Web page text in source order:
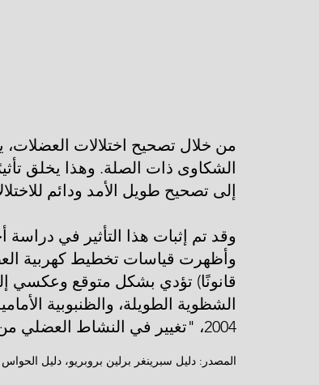
من خلال تصحيح اختلالات العضلات،
الشكاوى ذات الصلة. وهذا يخلق
إلى تصحيح طويل الأمد ودائم
وقد تم إثبات هذا التأثير في
قانونًا) تؤدي بشكل متوقع
الشظوية الطويلة، والظنبوبية
2004، "تغيير في النشاط العضلي من خلال النعال الحسية").
المصدر: دليل سبرينغر برلين بروبريو، دليل الحواس